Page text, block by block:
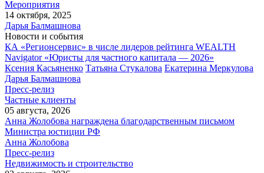
Мероприятия
14 октября, 2025
Дарья Балмашнова
Новости и события
КА «Регионсервис» в числе лидеров рейтинга WEALTH
Navigator «Юристы для частного капитала — 2026»
Ксения Касьяненко Татьяна Стукалова Екатерина Меркулова
Дарья Балмашнова
Пресс-релиз
Частные клиенты
05 августа, 2026
Анна Жолобова награждена благодарственным письмом
Министра юстиции РФ
Анна Жолобова
Пресс-релиз
Недвижимость и строительство